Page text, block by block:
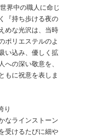
界中の職人に命じ
『持ち歩ける夜の
めな光沢は、当時
ポリエステルのよ
い込み、優しく拡
への深い敬意を、
もに祝意を表しま
り
なラインストーン
受けるたびに細や